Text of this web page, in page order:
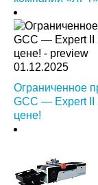
01.12.2025
Ограниченное
GCC — Expert II
цене!